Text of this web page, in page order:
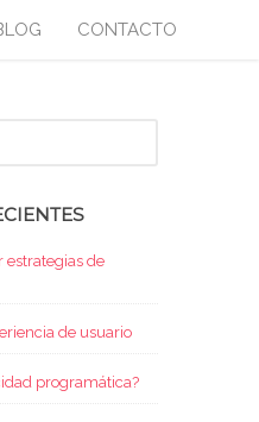
CONTACTO
estrategias de
de usuario
programática?